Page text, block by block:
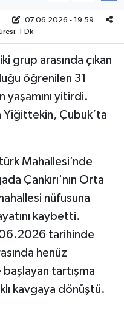
07.06.2026 - 19:59
1 Dk
grup arasında çıkan
öğrenilen 31
yaşamını yitirdi.
Yiğittekin, Çubuk’ta
Mahallesi’nde
Çankırı'nın Orta
nüfusuna
kaybetti.
tarihinde
henüz
tartışma
kavgaya dönüştü.